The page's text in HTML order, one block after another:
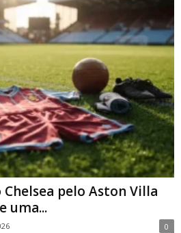
pelo Aston Villa
uma...
0